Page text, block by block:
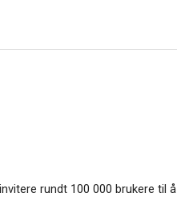
rundt 100 000 brukere til å